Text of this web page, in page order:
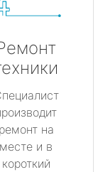
ремонт на
месте и в
короткий